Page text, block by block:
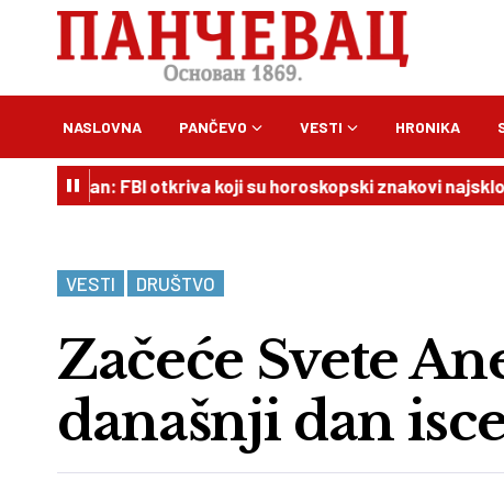
NASLOVNA PANČEVO VESTI HRONIKA
FBI otkriva koji su horoskopski znakovi najskloniji
VESTI DRUŠTVO
Začeće Svete
današnji dan